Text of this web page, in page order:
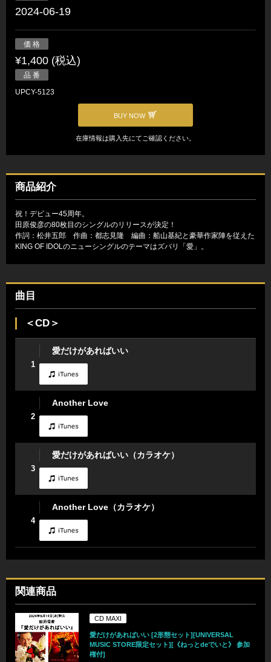
2024-06-19
価 格
¥1,400 (税込)
品 番
UPCY-5123
BUY NOW
在庫情報は購入先にてご確認ください。
商品紹介
祝！デビュー45周年。
田原俊彦の80枚目のシングルのリリースが決定！
作詞：松井五郎 作曲：都志見隆 編曲：船山基紀と豪華作家陣を従えた
KING OF IDOLのニューシングルのテーマはズバリ「愛」。
曲目
＜CD＞
1
愛だけがあればいい
2
Another Love
3
愛だけがあればいい（カラオケ）
4
Another Love（カラオケ）
関連商品
CD MAXI
愛だけがあればいい [2形態セット][UNIVERSAL
MUSIC STORE限定セット][《ねっとdeでいと》 参加
権付]